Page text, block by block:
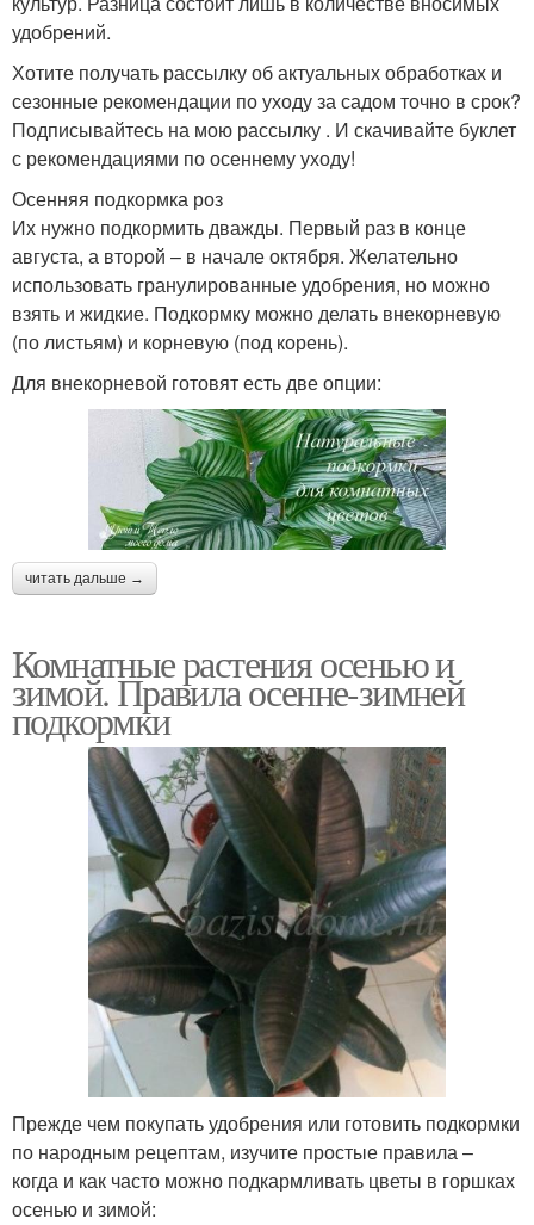
удобрений.
Хотите получать рассылку об актуальных обработках и
сезонные рекомендации по уходу за садом точно в срок?
Подписывайтесь на мою рассылку . И скачивайте буклет
с рекомендациями по осеннему уходу!
Осенняя подкормка роз
Их нужно подкормить дважды. Первый раз в конце
августа, а второй – в начале октября. Желательно
использовать гранулированные удобрения, но можно
взять и жидкие. Подкормку можно делать внекорневую
(по листьям) и корневую (под корень).
Для внекорневой готовят есть две опции:
читать дальше →
Комнатные растения осенью и
зимой. Правила осенне-зимней
подкормки
Прежде чем покупать удобрения или готовить подкормки
по народным рецептам, изучите простые правила –
когда и как часто можно подкармливать цветы в горшках
осенью и зимой: